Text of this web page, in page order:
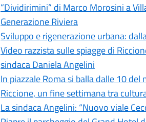
“Dividirimini” di Marco Morosini a
Generazione Riviera
Sviluppo e rigenerazione urbana:
Video razzista sulle spiagge di
sindaca Daniela Angelini
In piazzale Roma si balla dalle 10
Riccione, un fine settimana tra
La sindaca Angelini: “Nuovo viale